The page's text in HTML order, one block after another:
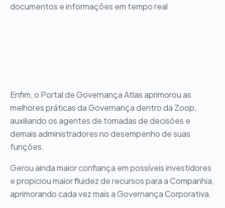
documentos e informações em tempo real
Enfim, o Portal de Governança Atlas aprimorou as
melhores práticas da Governança dentro da Zoop,
auxiliando os agentes de tomadas de decisões e
demais administradores no desempenho de suas
funções.
Gerou ainda maior confiança em possíveis investidores
e propiciou maior fluidez de recursos para a Companhia,
aprimorando cada vez mais a Governança Corporativa.